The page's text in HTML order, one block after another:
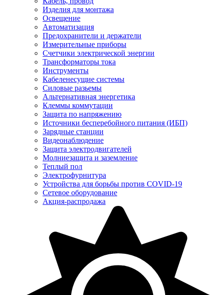
Изделия для монтажа
Освещение
Автоматизация
Предохранители и держатели
Измерительные приборы
Счетчики электрической энергии
Трансформаторы тока
Инструменты
Кабеленесущие системы
Силовые разьемы
Альтернативная энергетика
Клеммы коммутации
Защита по напряжению
Источники бесперебойного питания (ИБП)
Зарядные станции
Видеонаблюдение
Защита электродвигателей
Молниезащита и заземление
Теплый пол
Электрофурнитура
Устройства для борьбы против COVID-19
Сетевое оборудование
Акция-распродажа